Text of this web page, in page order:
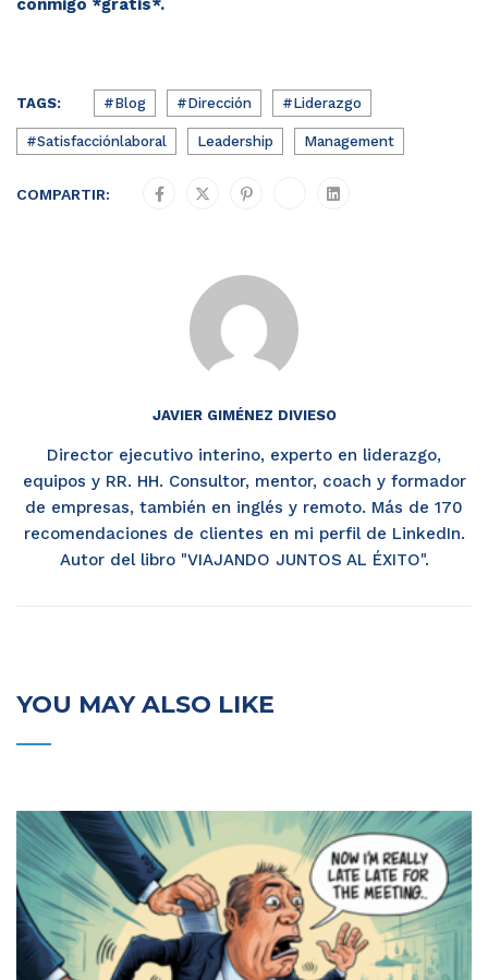
conmigo *gratis*.
TAGS: #Blog #Dirección #Liderazgo
#Satisfacciónlaboral Leadership Management
COMPARTIR:
JAVIER GIMÉNEZ DIVIESO
Director ejecutivo interino, experto en liderazgo,
equipos y RR. HH. Consultor, mentor, coach y formador
de empresas, también en inglés y remoto. Más de 170
recomendaciones de clientes en mi perfil de LinkedIn.
Autor del libro "VIAJANDO JUNTOS AL ÉXITO".
YOU MAY ALSO LIKE